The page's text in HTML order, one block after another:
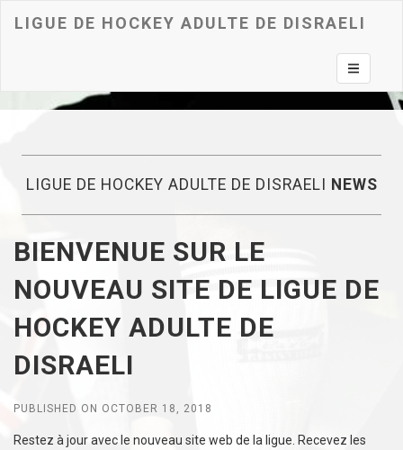
LIGUE DE HOCKEY ADULTE DE DISRAELI
Toggle
LIGUE DE HOCKEY ADULTE DE DISRAELI NEWS
BIENVENUE SUR LE
NOUVEAU SITE DE LIGUE DE
HOCKEY ADULTE DE
DISRAELI
PUBLISHED ON OCTOBER 18, 2018
Restez à jour avec le nouveau site web de la ligue. Recevez les